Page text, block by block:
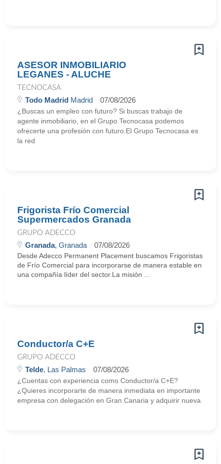
ASESOR INMOBILIARIO
LEGANES - ALUCHE
TECNOCASA
Todo Madrid Madrid 07/08/2026
¿Buscas un empleo con futuro? Si buscas trabajo de
agente inmobiliario, en el Grupo Tecnocasa podemos
ofrecerte una profesión con futuro.El Grupo Tecnocasa es
la red
Frigorista Frío Comercial
Supermercados Granada
GRUPO ADECCO
Granada, Granada 07/08/2026
Desde Adecco Permanent Placement buscamos Frigoristas
de Frío Comercial para incorporarse de manera estable en
una compañía líder del sector.La misión ...
Conductor/a C+E
GRUPO ADECCO
Telde, Las Palmas 07/08/2026
¿Cuentas con experiencia como Conductor/a C+E?
¿Quieres incorporarte de manera inmediata en importante
empresa con delegación en Gran Canaria y adquirir nueva